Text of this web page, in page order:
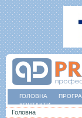
ГОЛОВНА
КОНТАКТИ
Ви є тут
Головна